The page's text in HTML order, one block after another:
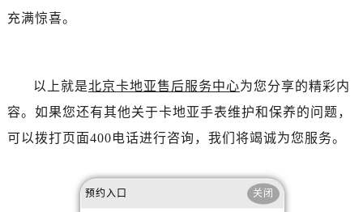
充满惊喜。
以上就是北京卡地亚售后服务中心为您分享的精彩内
容。如果您还有其他关于卡地亚手表维护和保养的问题，
可以拨打页面400电话进行咨询，我们将竭诚为您服务。
预约入口 关闭